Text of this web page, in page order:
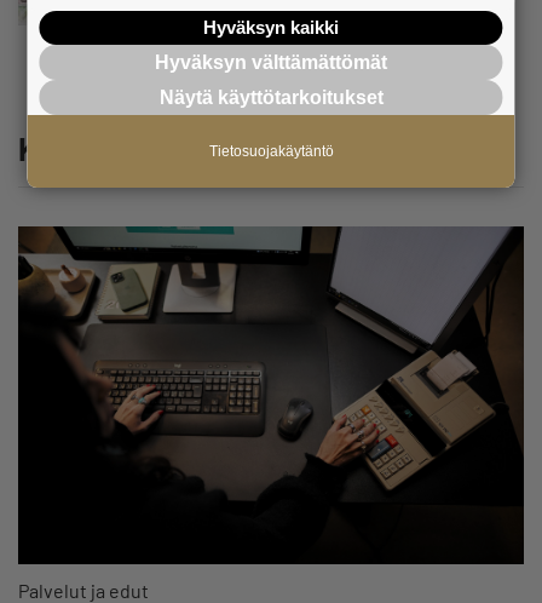
”Säästäväisyydestä tehty hyve”
Katso myös
Palvelut ja edut
Hyväksyn kaikki
Hyväksyn välttämättömät
Näytä käyttötarkoitukset
Tietosuojakäytäntö